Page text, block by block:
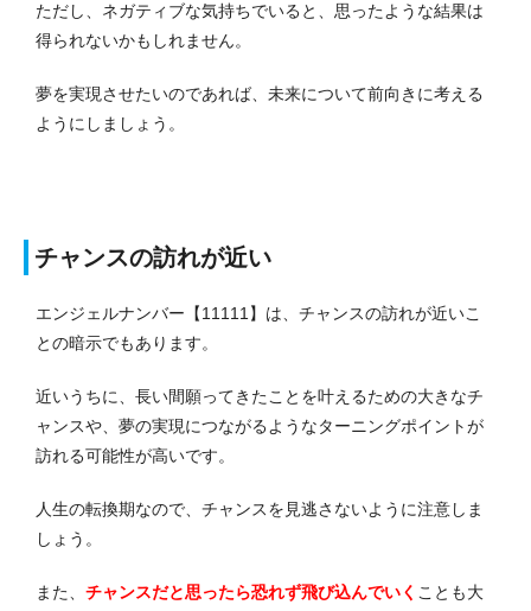
ただし、ネガティブな気持ちでいると、思ったような結果は
得られないかもしれません。
夢を実現させたいのであれば、未来について前向きに考える
ようにしましょう。
チャンスの訪れが近い
エンジェルナンバー【11111】は、チャンスの訪れが近いこ
との暗示でもあります。
近いうちに、長い間願ってきたことを叶えるための大きなチ
ャンスや、夢の実現につながるようなターニングポイントが
訪れる可能性が高いです。
人生の転換期なので、チャンスを見逃さないように注意しま
しょう。
また、 チャンスだと思ったら恐れず飛び込んでいく ことも大